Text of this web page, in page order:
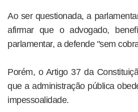
Ao ser questionada, a
afirmar que o advogado,
parlamentar, a defende "sem
Porém, o Artigo 37 da
que a administração pública
impessoalidade.